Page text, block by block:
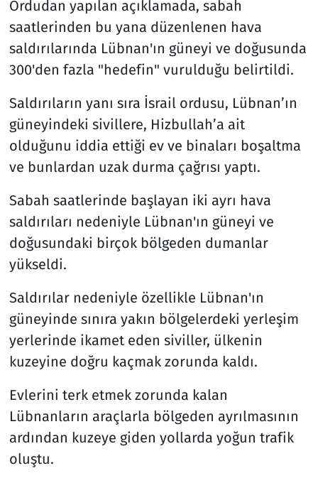
Ordudan yapılan açıklamada, sabah
saatlerinden bu yana düzenlenen hava
saldırılarında Lübnan'ın güneyi ve doğusunda
300'den fazla "hedefin" vurulduğu belirtildi.
Saldırıların yanı sıra İsrail ordusu, Lübnan’ın
güneyindeki sivillere, Hizbullah’a ait
olduğunu iddia ettiği ev ve binaları boşaltma
ve bunlardan uzak durma çağrısı yaptı.
Sabah saatlerinde başlayan iki ayrı hava
saldırıları nedeniyle Lübnan'ın güneyi ve
doğusundaki birçok bölgeden dumanlar
yükseldi.
Saldırılar nedeniyle özellikle Lübnan'ın
güneyinde sınıra yakın bölgelerdeki yerleşim
yerlerinde ikamet eden siviller, ülkenin
kuzeyine doğru kaçmak zorunda kaldı.
Evlerini terk etmek zorunda kalan
Lübnanların araçlarla bölgeden ayrılmasının
ardından kuzeye giden yollarda yoğun trafik
oluştu.